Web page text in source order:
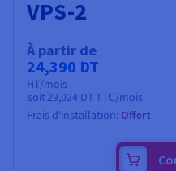
VPS-2
À partir de
24,390 DT
HT/mois
soit 29,024 DTTTC/mois
Frais d'installation: Offert